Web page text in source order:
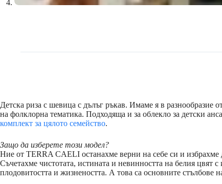
Детска риза с шевица с дълъг ръкав. Имаме я в
на фолклорна тематика. Подходяща и за облекло за детски
комплект за цялото семейство.
Защо да изберете този модел?
Ние от TERRA CAELI останахме верни на себе си и избрахме
Съчетахме чистотата, истината и невинността на белия цвят
плодовитостта и жизнеността. А това са основните стълбове